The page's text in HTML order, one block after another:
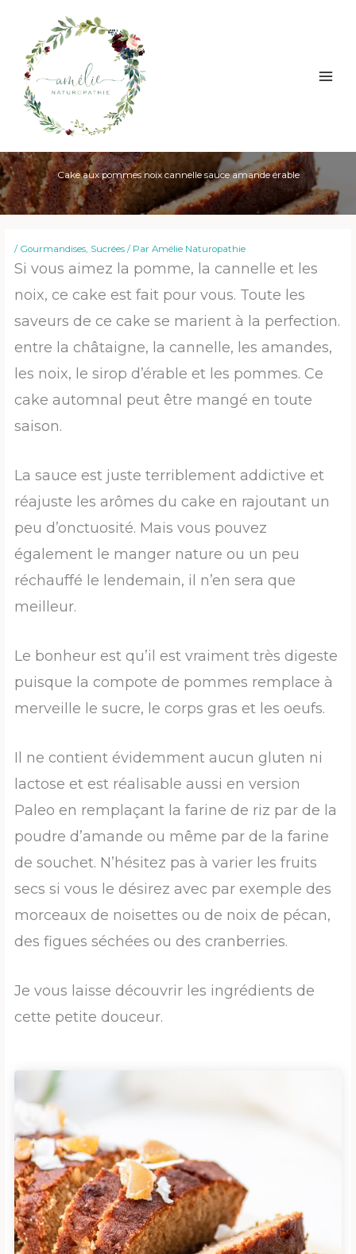
contenu
Cake aux pommes noix cannelle sauce amande érable
/ Gourmandises, Sucrées / ParAmélie Naturopathie
Si vous aimez la pomme, la cannelle et les
noix, ce cake est fait pour vous. Toute les
saveurs de ce cake se marient à la perfection.
entre la châtaigne, la cannelle, les amandes,
les noix, le sirop d’érable et les pommes. Ce
cake automnal peut être mangé en toute
saison.
La sauce est juste terriblement addictive et
réajuste les arômes du cake en rajoutant un
peu d’onctuosité. Mais vous pouvez
également le manger nature ou un peu
réchauffé le lendemain, il n’en sera que
meilleur.
Le bonheur est qu’il est vraiment très digeste
puisque la compote de pommes remplace à
merveille le sucre, le corps gras et les oeufs.
Il ne contient évidemment aucun gluten ni
lactose et est réalisable aussi en version
Paleo en remplaçant la farine de riz par de la
poudre d’amande ou même par de la farine
de souchet. N’hésitez pas à varier les fruits
secs si vous le désirez avec par exemple des
morceaux de noisettes ou de noix de pécan,
des figues séchées ou des cranberries.
Je vous laisse découvrir les ingrédients de
cette petite douceur.